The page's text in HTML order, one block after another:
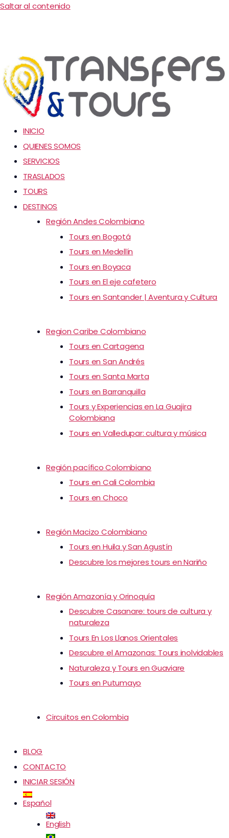
Saltar al contenido
INICIO
QUIENES SOMOS
SERVICIOS
TRASLADOS
TOURS
DESTINOS
Región Andes Colombiano
Tours en Bogotá
Tours en Medellín
Tours en Boyaca
Tours en El eje cafetero
Tours en Santander | Aventura y Cultura
Region Caribe Colombiano
Tours en Cartagena
Tours en San Andrés
Tours en Santa Marta
Tours en Barranquilla
Tours y Experiencias en La Guajira
Colombiana
Tours en Valledupar: cultura y música
Región pacífico Colombiano
Tours en Cali Colombia
Tours en Choco
Región Macizo Colombiano
Tours en Huila y San Agustín
Descubre los mejores tours en Nariño
Región Amazonía y Orinoquía
Descubre Casanare: tours de cultura y
naturaleza
Tours En Los Llanos Orientales
Descubre el Amazonas: Tours inolvidables
Naturaleza y Tours en Guaviare
Tours en Putumayo
Circuitos en Colombia
BLOG
CONTACTO
INICIAR SESIÓN
Español
English